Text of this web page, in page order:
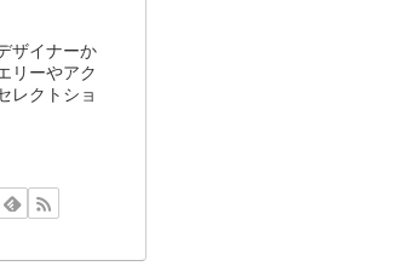
ザイナーか
リーやアク
レクトショ